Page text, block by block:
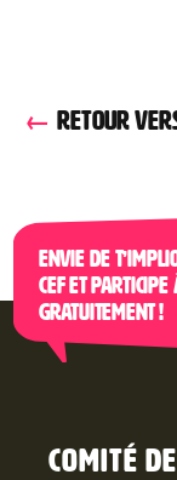
RETOUR
Envie de
CEF et
gratuitement !
Comité